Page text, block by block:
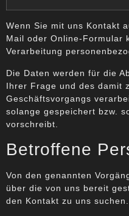
Wenn Sie mit uns Kontakt
Mail oder Online-Formular
Verarbeitung
Die Daten werden für die
Ihrer Frage und des damit
Geschäftsvorgangs
solange gespeichert bzw.
vorschreibt.
Betroffene
Von den genannten
über die von uns bereit
den Kontakt zu uns suchen.